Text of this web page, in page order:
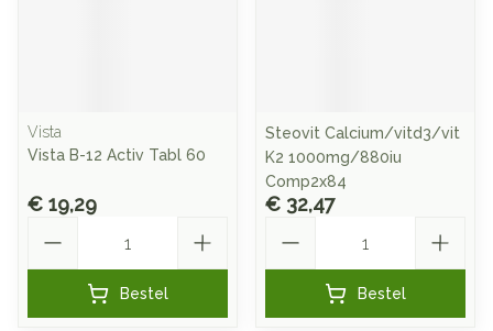
Vista
Vista B-12 Activ Tabl 60
€ 19,29
Bestel
Steovit Calcium/vitd3/vit
K2 1000mg/880iu
Comp2x84
€ 32,47
Bestel